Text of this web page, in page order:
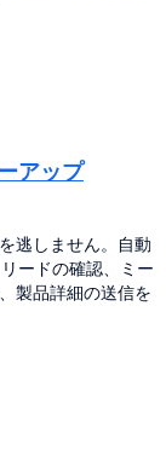
アップ
逃しません。自動
ードの確認、ミー
製品詳細の送信を